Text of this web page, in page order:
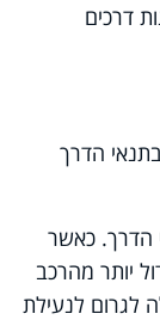
דרכים
הדרך
הדרך. כאשר
יותר מהרכב
לגרום לנעילת